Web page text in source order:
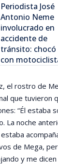
Periodista José
Antonio Neme
involucrado en
accidente de
tránsito: chocó
con
el rostro de
que tuvieron
“Él estaba
La noche
de Mega,
y me dicen